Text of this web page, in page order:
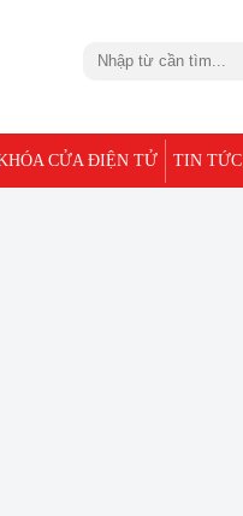
CỬA ĐIỆN TỬ TIN TỨC